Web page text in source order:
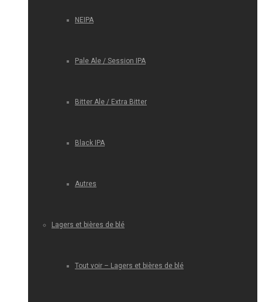
NEIPA
Pale Ale / Session IPA
Bitter Ale / Extra Bitter
Black IPA
Autres
Lagers et bières de blé
Tout voir – Lagers et bières de blé